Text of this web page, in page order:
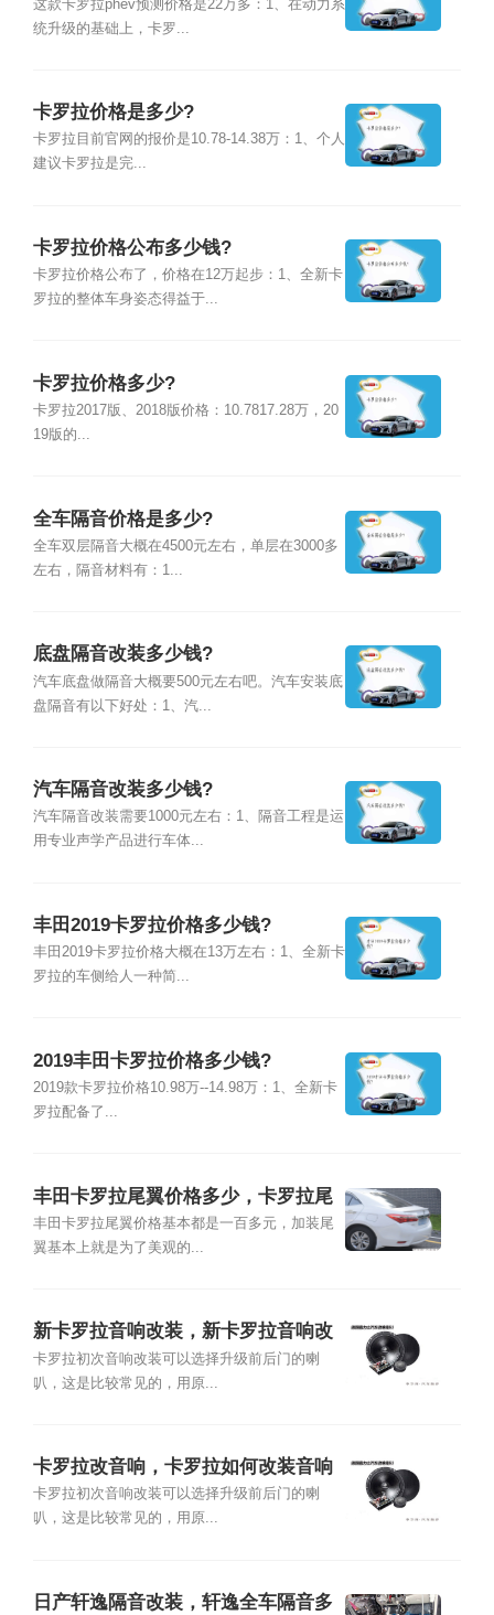
这款卡罗拉phev预测价格是22万多：1、在动力系
统升级的基础上，卡罗...
卡罗拉价格是多少?
卡罗拉目前官网的报价是10.78-14.38万：1、个人
建议卡罗拉是完...
卡罗拉价格公布多少钱?
卡罗拉价格公布了，价格在12万起步：1、全新卡
罗拉的整体车身姿态得益于...
卡罗拉价格多少?
卡罗拉2017版、2018版价格：10.7817.28万，20
19版的...
全车隔音价格是多少?
全车双层隔音大概在4500元左右，单层在3000多
左右，隔音材料有：1...
底盘隔音改装多少钱?
汽车底盘做隔音大概要500元左右吧。汽车安装底
盘隔音有以下好处：1、汽...
汽车隔音改装多少钱?
汽车隔音改装需要1000元左右：1、隔音工程是运
用专业声学产品进行车体...
丰田2019卡罗拉价格多少钱?
丰田2019卡罗拉价格大概在13万左右：1、全新卡
罗拉的车侧给人一种简...
2019丰田卡罗拉价格多少钱?
2019款卡罗拉价格10.98万--14.98万：1、全新卡
罗拉配备了...
丰田卡罗拉尾翼价格多少，卡罗拉尾
翼多少钱
丰田卡罗拉尾翼价格基本都是一百多元，加装尾
翼基本上就是为了美观的...
新卡罗拉音响改装，新卡罗拉音响改
装方案
卡罗拉初次音响改装可以选择升级前后门的喇
叭，这是比较常见的，用原...
卡罗拉改音响，卡罗拉如何改装音响
卡罗拉初次音响改装可以选择升级前后门的喇
叭，这是比较常见的，用原...
日产轩逸隔音改装，轩逸全车隔音多